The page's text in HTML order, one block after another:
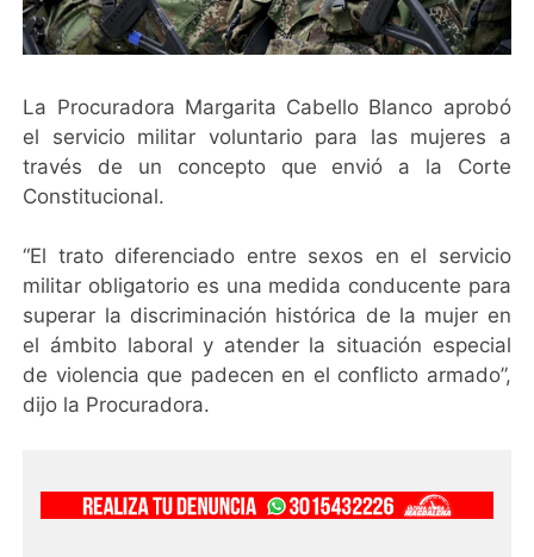
La Procuradora Margarita Cabello Blanco aprobó
el servicio militar voluntario para las mujeres a
través de un concepto que envió a la Corte
Constitucional.
“El trato diferenciado entre sexos en el servicio
militar obligatorio es una medida conducente para
superar la discriminación histórica de la mujer en
el ámbito laboral y atender la situación especial
de violencia que padecen en el conflicto armado”,
dijo la Procuradora.